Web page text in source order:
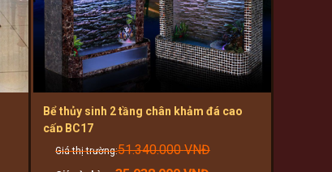
Bể thủy sinh 2 tầng chân khảm đá cao
cấp BC17
51.340.000VNĐOriginal